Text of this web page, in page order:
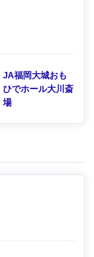
JA福岡大城おも
ひでホール大川斎
場